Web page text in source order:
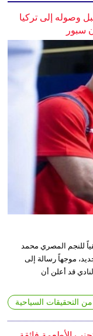
وصوله إلى تركيا
سبور
للنجم المصري محمد
موجهاً رسالة إلى
قد أعلن أن
من التحقيقات السياحية